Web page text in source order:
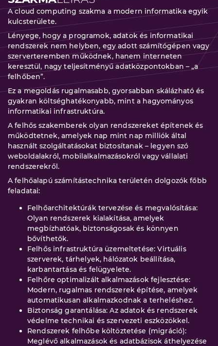
A cloud computing szakma a modern informatika egyik
kulcsterülete.
Lényege, hogy a programok, adatok és informatikai
rendszerek nem helyben, egy adott számítógépen vagy
szerverteremben működnek, hanem interneten
keresztül, nagy teljesítményű adatközpontokban – „a
felhőben”.
Ez a megoldás rugalmasabb, gyorsabban skálázható és
gyakran költséghatékonyabb, mint a hagyományos
informatikai infrastruktúra.
A felhős szakemberek olyan rendszereket építenek és
működtetnek, amelyek nap mint nap milliók által
használt szolgáltatásokat biztosítanak – legyen szó
weboldalakról, mobilalkalmazásokról vagy vállalati
rendszerekről.
A felhőalapú számítástechnika területén dolgozók főbb
feladatai:
Felhőarchitektúrák tervezése és megvalósítása:
Olyan rendszerek kialakítása, amelyek
megbízhatóak, biztonságosak és könnyen
bővíthetők.
Felhős infrastruktúra üzemeltetése: Virtuális
szerverek, tárhelyek, hálózatok beállítása,
karbantartása és felügyelete.
Felhőre optimalizált alkalmazások fejlesztése:
Modern, rugalmas rendszerek építése, amelyek
automatikusan alkalmazkodnak a terheléshez.
Biztonság garantálása: Az adatok és rendszerek
védelme technikai és szervezeti eszközökkel.
Rendszerek felhőbe költöztetése (migráció):
Meglévő alkalmazások és adatbázisok áthelyezése